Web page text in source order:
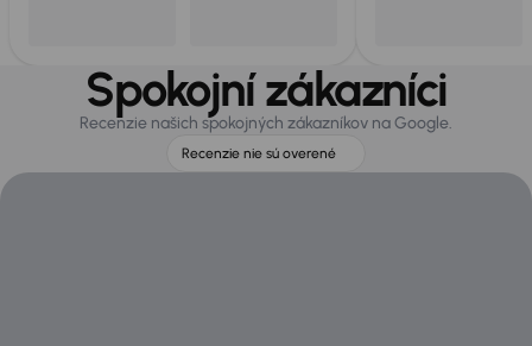
Spokojní zákazníci
Recenzie našich spokojných zákazníkov na Google.
Recenzie nie sú overené